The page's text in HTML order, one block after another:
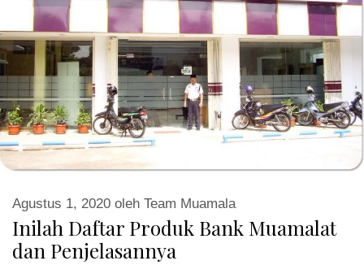
Inilah Daftar Produk Bank Muamalat
dan Penjelasannya
Agustus 1, 2020 oleh Team Muamala